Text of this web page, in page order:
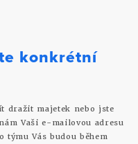
konkrétní
dražit majetek nebo jste
Vaši e-mailovou adresu
týmu Vás budou během